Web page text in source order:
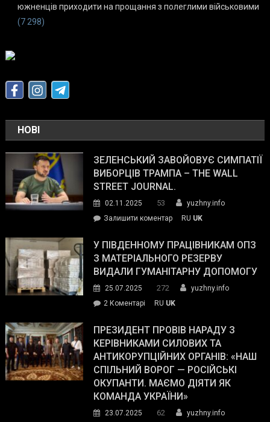
южненців приходити на прощання з полеглими військовими
(7 298)
НОВІ
ЗЕЛЕНСЬКИЙ ЗАВОЙОВУЄ СИМПАТІЇ
ВИБОРЦІВ ТРАМПА – THE WALL
STREET JOURNAL.
02.11.2025 53
yuzhny.info
Залишити коментарon
завойовує
симпатії
виборців
The
Street
Journal.
RU UK
У ПІВДЕННОМУ ПРАЦІВНИКАМ ОПЗ
З МАТЕРІАЛЬНОГО РЕЗЕРВУ
ВИДАЛИ ГУМАНІТАРНУ ДОПОМОГУ
25.07.2025 272
yuzhny.info
2 Коментарі
Південному
працівникам
ОПЗ
з
матеріального
резерву
гуманітарну
RU UK
ПРЕЗИДЕНТ ПРОВІВ НАРАДУ З
КЕРІВНИКАМИ СИЛОВИХ ТА
АНТИКОРУПЦІЙНИХ ОРГАНІВ: «НАШ
СПІЛЬНИЙ ВОРОГ — РОСІЙСЬКІ
ОКУПАНТИ. МАЄМО ДІЯТИ ЯК
КОМАНДА УКРАЇНИ»
23.07.2025 62
yuzhny.info